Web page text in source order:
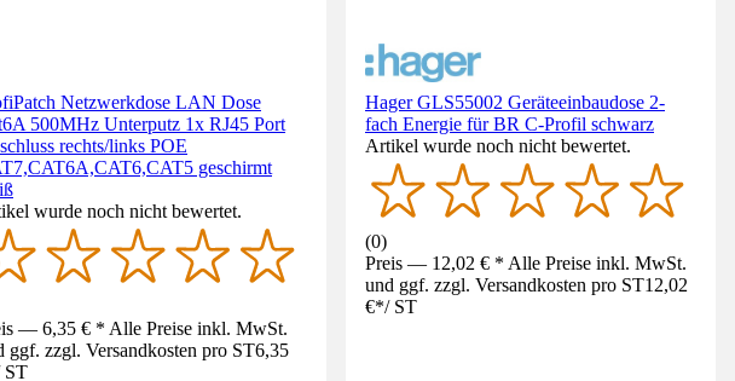
Netzwerkdose LAN Dose
500MHz Unterputz 1x RJ45 Port
rechts/links POE
geschirmt
wurde noch nicht bewertet.
— 6,35 € * Alle Preise inkl. MwSt.
ggf. zzgl. Versandkosten pro ST6,35
ST
Hager GLS55002 Geräteeinbaudose 2-
fach Energie für BR C-Profil schwarz
Artikel wurde noch nicht bewertet.
(0)
Preis — 12,02 € * Alle Preise inkl. MwSt.
und ggf. zzgl. Versandkosten pro ST12,02
€*/ ST